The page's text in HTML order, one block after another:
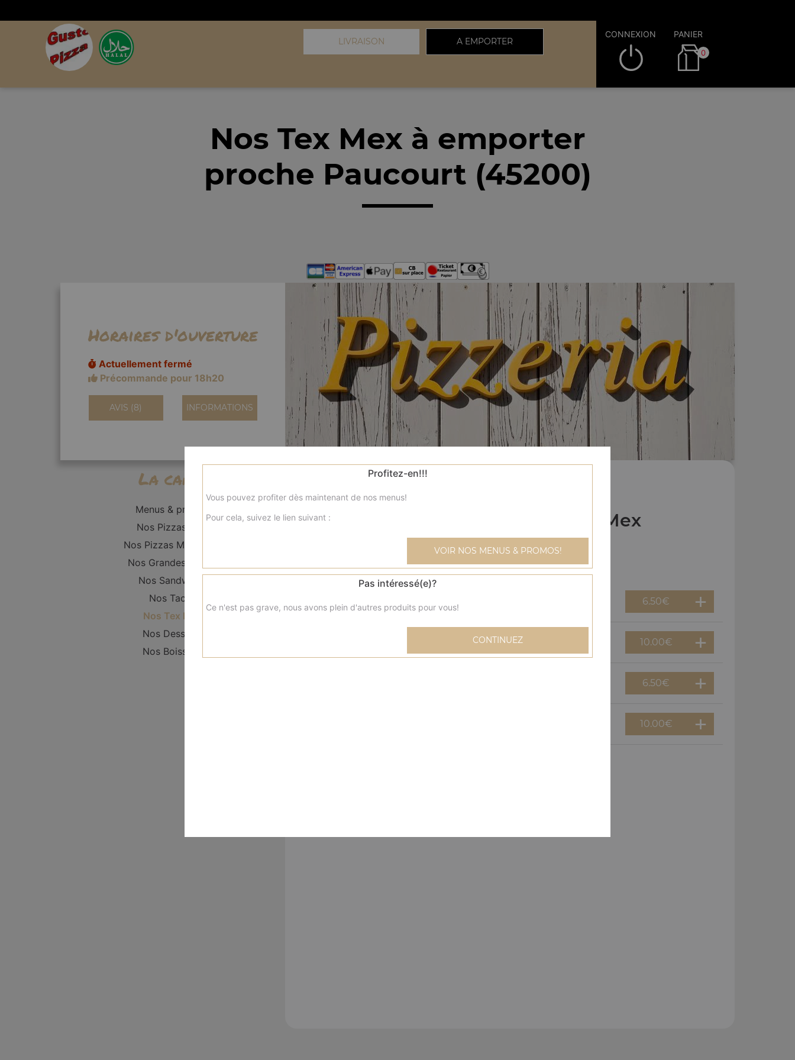
LIVRAISON A EMPORTER
CONNEXION PANIER
0
Nos Tex Mex à emporter
proche Paucourt (45200)
Horaires d'ouverture
Actuellement fermé
Précommande pour 18h20
AVIS (8) INFORMATIONS
La carte
Menus & promos
Nos Pizzas Solo
Nos Pizzas Moyennes
Nos Grandes Pizzas
Nos Sandwichs
Nos Tacos
Nos Tex Mex
Nos Desserts
Nos Boissons
Nos Tex Mex
6.50€
10.00€
6.50€
10.00€
Profitez-en!!!
Vous pouvez profiter dès maintenant de nos menus!
Pour cela, suivez le lien suivant :
VOIR NOS MENUS & PROMOS!
Pas intéressé(e)?
Ce n'est pas grave, nous avons plein d'autres produits pour vous!
CONTINUEZ